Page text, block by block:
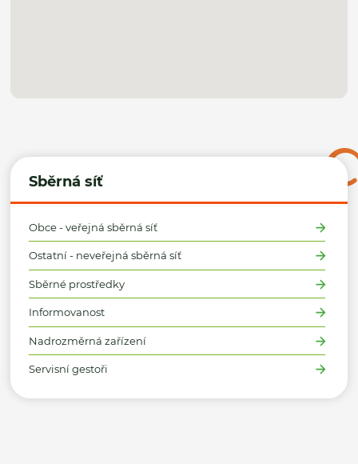
Sběrná síť
Obce - veřejná sběrná síť
Ostatní - neveřejná sběrná síť
Sběrné prostředky
Informovanost
Nadrozměrná zařízení
Servisní gestoři